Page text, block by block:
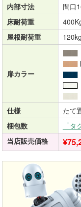
内部寸法
間口
床耐荷重
屋根耐荷重
扉カラー
仕様
たて
梱包数
「
当店販売価格